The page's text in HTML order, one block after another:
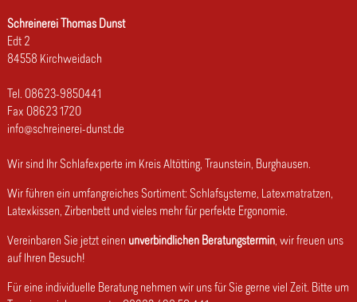
Schreinerei Thomas Dunst
Edt 2
84558 Kirchweidach
Tel. 08623-9850441
Fax 08623 1720
info@schreinerei-dunst.de
Wir sind Ihr Schlafexperte im Kreis Altötting, Traunstein, Burghausen.
Wir führen ein umfangreiches Sortiment: Schlafsysteme, Latexmatratzen,
Latexkissen, Zirbenbett und vieles mehr für perfekte Ergonomie.
Vereinbaren Sie jetzt einen unverbindlichen Beratungstermin, wir freuen uns
auf Ihren Besuch!
Für eine individuelle Beratung nehmen wir uns für Sie gerne viel Zeit. Bitte um